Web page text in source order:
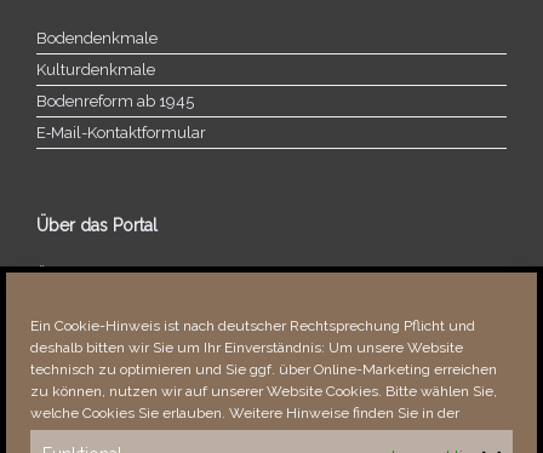
Ein Cookie-Hinweis ist nach deutscher Rechtsprechung Pflicht und
deshalb bitten wir Sie um Ihr Einverständnis: Um unsere Website
technisch zu optimieren und Sie ggf. über Online-Marketing erreichen
zu können, nutzen wir auf unserer Website Cookies. Bitte wählen Sie,
welche Cookies Sie erlauben. Weitere Hinweise finden Sie in der
Bodendenkmale
Kulturdenkmale
Bodenreform ab 1945
E‑Mail-​​Kontaktformular
Über das Portal
Über dieses Portal
Fehler bemerkt?